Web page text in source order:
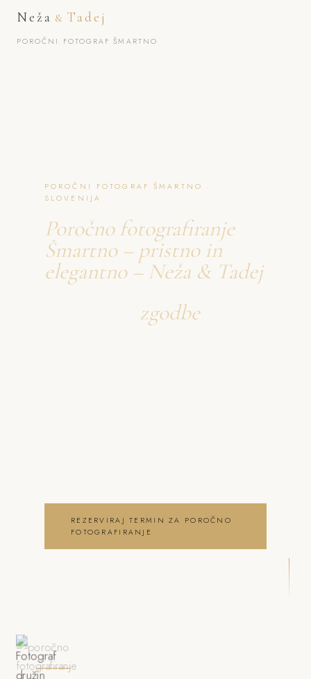
Neža & Tadej
POROČNI FOTOGRAF ŠMARTNO
POROČNI FOTOGRAF ŠMARTNO ·
SLOVENIJA
Poročno fotografiranje
Šmartno – pristno in
elegantno – Neža & Tadej
zgodbe
o poročno fotografiranje
REZERVIRAJ TERMIN ZA POROČNO
FOTOGRAFIRANJE